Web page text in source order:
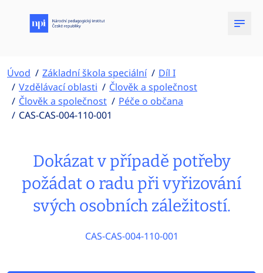
Úvod Základní škola speciální
Díl I
Vzdělávací oblasti
Člověk a společnost
Člověk a společnost
Péče o občana
CAS-CAS-004-110-001
Dokázat v případě potřeby
požádat o radu při vyřizování
svých osobních záležitostí.
CAS-CAS-004-110-001